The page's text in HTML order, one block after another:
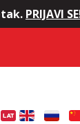
PRIJAVI SE!